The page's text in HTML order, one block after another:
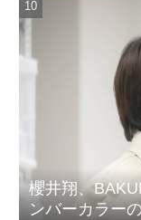
櫻井翔、
ンバーカラー